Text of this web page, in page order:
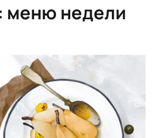
меню недели